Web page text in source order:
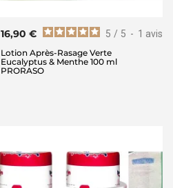
5 / 5 - 1 avis
16,90 €
Lotion Après-Rasage Verte
Eucalyptus & Menthe 100 ml
PRORASO